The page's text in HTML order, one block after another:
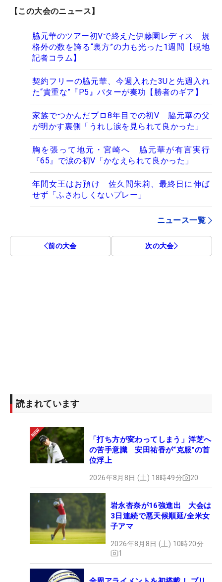
【この大会のニュース】
脇元華のツアー初Vで終えた伊藤園レディス 規
格外の数を誇る“裏方”の力も光った1週間【現地
記者コラム】
契約フリーの脇元華、今週入れた3Uと先週入れ
た“貴重な”『P5』パターが奏功【勝者のギア】
家族でつかんだプロ8年目での初V 脇元華の父
が明かす裏側「うれし涙を見られて良かった」
胸を張って地元・宮崎へ 脇元華が有言実行
『65』で涙の初V「かなえられて良かった」
年間女王はお預け 佐久間朱莉、最終日に伸ば
せず「ふさわしくないプレー」
ニュース一覧
前の大会 次の大会
読まれています
「打ち方が変わってしまう」洋芝へ
の苦手意識 安田祐香が“克服”の首
位浮上
2026年8月8日 (土) 18時49分 20
岩永杏奈が16強進出 大会は
3日連続で悪天候順延/全米女
子アマ
2026年8月8日 (土) 10時20分
1